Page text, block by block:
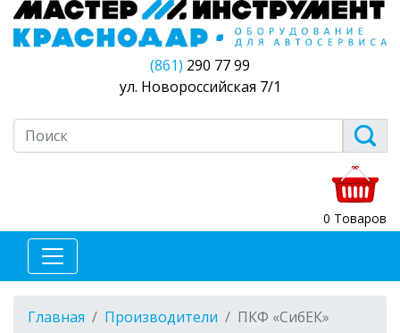
(861) 290 77 99
ул. Новороссийская 7/1
0 Товаров
Главная Производители ПКФ «СибЕК»